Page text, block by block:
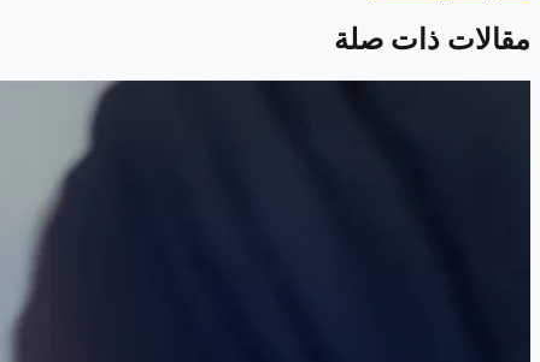
مقالات ذات صلة